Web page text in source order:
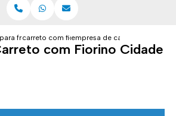
fretes
carreto com fiorino sao paulo
empresa de carreto com
com Fiorino Cidade